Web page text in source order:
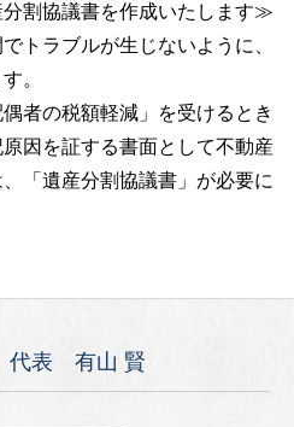
割協議書を作成いたします≫
トラブルが生じないように、
す。
者の税額軽減」を受けるとき
因を証する書面として不動産
「遺産分割協議書」が必要に
代表 有山 賢